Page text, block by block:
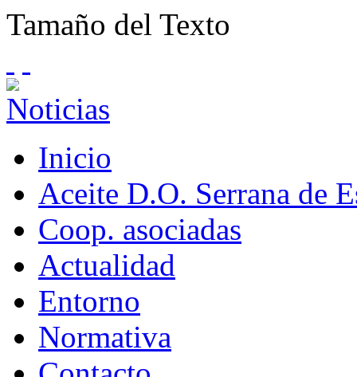
Tamaño del Texto
Inicio
Aceite D.O. Serrana de
Coop. asociadas
Actualidad
Entorno
Normativa